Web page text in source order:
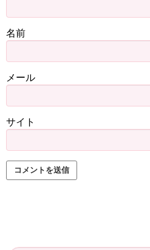
名前
メール
サイト